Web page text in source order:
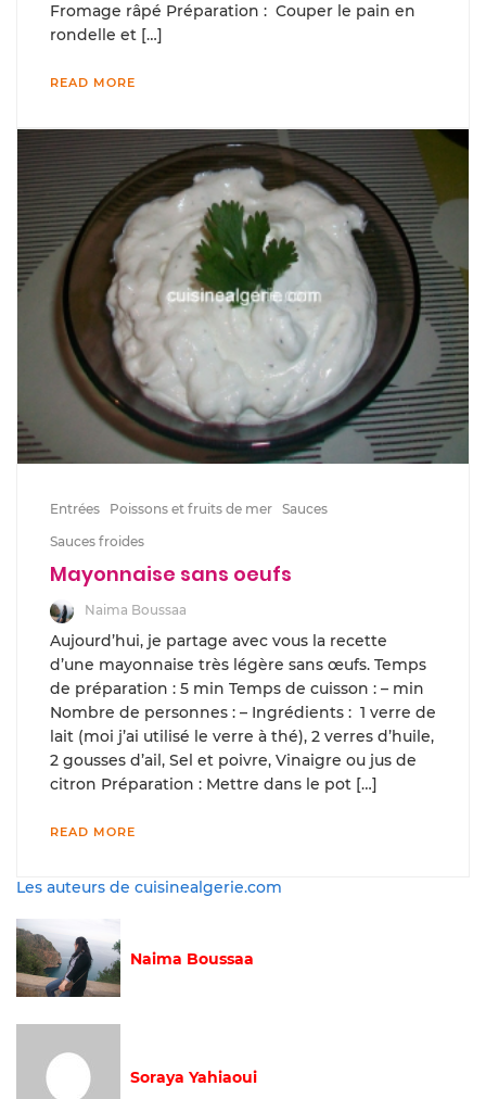
Fromage râpé Préparation : Couper le pain en
rondelle et […]
READ MORE
Entrées Poissons et fruits de mer Sauces
Sauces froides
Mayonnaise sans oeufs
Naima Boussaa
Aujourd’hui, je partage avec vous la recette
d’une mayonnaise très légère sans œufs. Temps
de préparation : 5 min Temps de cuisson : – min
Nombre de personnes : – Ingrédients : 1 verre de
lait (moi j’ai utilisé le verre à thé), 2 verres d’huile,
2 gousses d’ail, Sel et poivre, Vinaigre ou jus de
citron Préparation : Mettre dans le pot […]
READ MORE
Les auteurs de cuisinealgerie.com
Naima Boussaa
Soraya Yahiaoui